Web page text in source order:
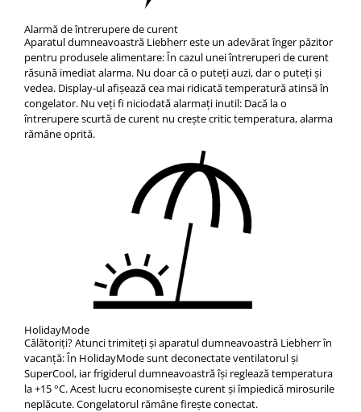
Alarmă de întrerupere de curent
Aparatul dumneavoastră Liebherr este un adevărat înger păzitor
pentru produsele alimentare: În cazul unei întreruperi de curent
răsună imediat alarma. Nu doar că o puteţi auzi, dar o puteţi şi
vedea. Display-ul afişează cea mai ridicată temperatură atinsă în
congelator. Nu veţi fi niciodată alarmaţi inutil: Dacă la o
întrerupere scurtă de curent nu creşte critic temperatura, alarma
rămâne oprită.
HolidayMode
Călătoriţi? Atunci trimiteţi şi aparatul dumneavoastră Liebherr în
vacanţă: În HolidayMode sunt deconectate ventilatorul şi
SuperCool, iar frigiderul dumneavoastră îşi reglează temperatura
la +15 °C. Acest lucru economiseşte curent şi împiedică mirosurile
neplăcute. Congelatorul rămâne fireşte conectat.